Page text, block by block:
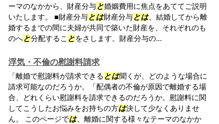
ーマのなかから、財産分与と婚姻費用に焦点をあててご説明
いたします。 ■財産分与とは財産分与とは、結婚してから離
婚するまでの間に夫婦が共同で築いた財産を、それぞれのも
のへと分配するこ とをさします。財産分与の...
浮気・不倫の慰謝料請求
「離婚で慰謝料が請求できる とは聞くが、どのような場合に
請求可能なのだろうか。「配偶者の不倫が原因で離婚する場
合、どれくらい慰謝料を請求できるのだろうか。慰謝料に関
してこうしたお悩みをお持ちの方は決して少なくありませ
ん。 このページでは、離婚に関する様々なテーマのなかか